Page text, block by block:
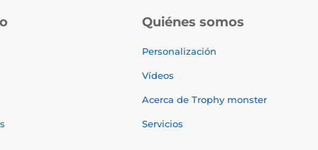
Quiénes somos
Personalización
Vídeos
Acerca de Trophy monster
Servicios